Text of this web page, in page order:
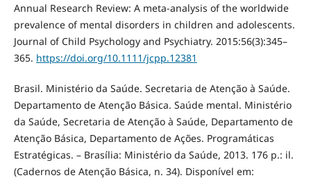
Annual Research Review: A meta-analysis of the worldwide
prevalence of mental disorders in children and adolescents.
Journal of Child Psychology and Psychiatry. 2015:56(3):345–
365. https://doi.org/10.1111/jcpp.12381
Brasil. Ministério da Saúde. Secretaria de Atenção à Saúde.
Departamento de Atenção Básica. Saúde mental. Ministério
da Saúde, Secretaria de Atenção à Saúde, Departamento de
Atenção Básica, Departamento de Ações. Programáticas
Estratégicas. – Brasília: Ministério da Saúde, 2013. 176 p.: il.
(Cadernos de Atenção Básica, n. 34). Disponível em: